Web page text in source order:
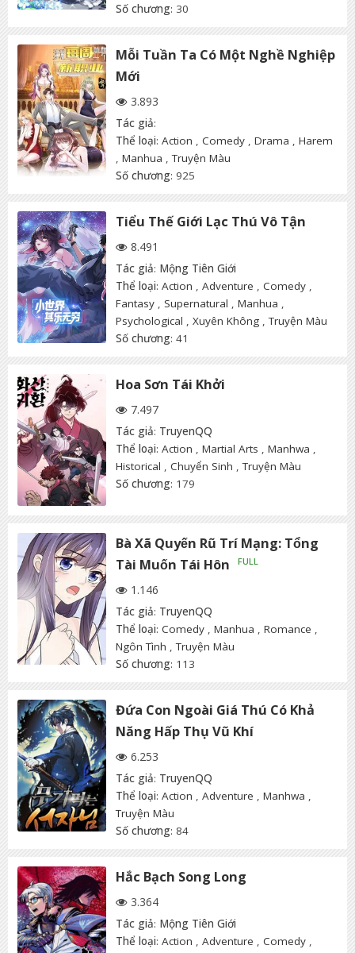
Số chương: 30
Mỗi Tuần Ta Có Một Nghề Nghiệp
Mới
3.893
Tác giả:
Thể loại: Action , Comedy , Drama , Harem
, Manhua ,Truyện Màu
Số chương: 925
Tiểu Thế Giới Lạc Thú Vô Tận
8.491
Tác giả: Mộng Tiên Giới
Thể loại: Action , Adventure , Comedy ,
Fantasy , Supernatural , Manhua ,
Psychological , Xuyên Không ,Truyện Màu
Số chương: 41
Hoa Sơn Tái Khởi
7.497
Tác giả: TruyenQQ
Thể loại: Action , Martial Arts , Manhwa ,
Historical , Chuyển Sinh ,Truyện Màu
Số chương: 179
Bà Xã Quyến Rũ Trí Mạng: Tổng
Tài Muốn Tái Hôn
1.146
Tác giả: TruyenQQ
Thể loại: Comedy , Manhua , Romance ,
Ngôn Tình ,Truyện Màu
Số chương: 113
Đứa Con Ngoài Giá Thú Có Khả
Năng Hấp Thụ Vũ Khí
6.253
Tác giả: TruyenQQ
Thể loại: Action , Adventure , Manhwa ,
Truyện Màu
Số chương: 84
Hắc Bạch Song Long
3.364
Tác giả: Mộng Tiên Giới
Thể loại: Action , Adventure , Comedy ,